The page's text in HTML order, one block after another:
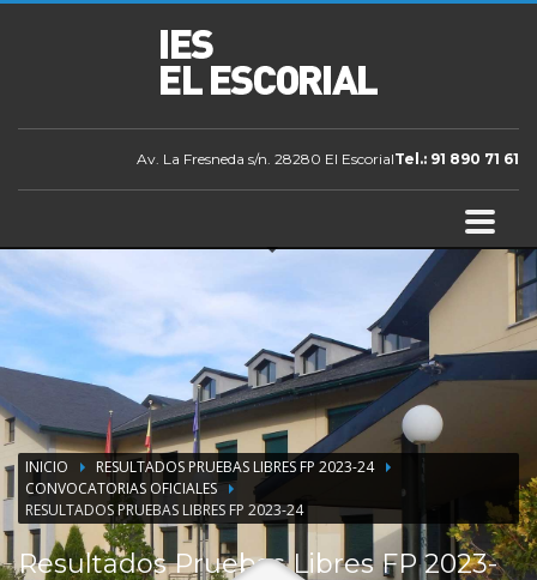
Av. La Fresneda s/n. 28280 El EscorialTel.: 91 890 71 61
INICIO
RESULTADOS PRUEBAS LIBRES FP 2023-24
CONVOCATORIAS OFICIALES
RESULTADOS PRUEBAS LIBRES FP 2023-24
Resultados Pruebas Libres FP 2023-